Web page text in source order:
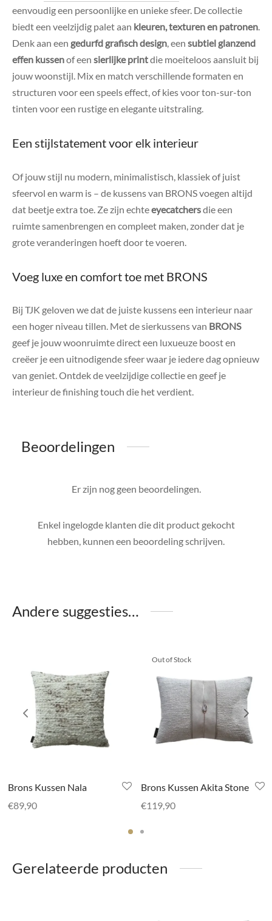
eenvoudig een persoonlijke en unieke sfeer. De collectie
biedt een veelzijdig palet aan kleuren, texturen en patronen.
Denk aan een gedurfd grafisch design, een subtiel glanzend
effen kussenof een sierlijke printdie moeiteloos aansluit bij
jouw woonstijl. Mix en match verschillende formaten en
structuren voor een speels effect, of kies voor ton-sur-ton
tinten voor een rustige en elegante uitstraling.
Een stijlstatement voor elk interieur
Of jouw stijl nu modern, minimalistisch, klassiek of juist
sfeervol en warm is – de kussens van BRONS voegen altijd
dat beetje extra toe. Ze zijn echteeyecatchersdie een
ruimte samenbrengen en compleet maken, zonder dat je
grote veranderingen hoeft door te voeren.
Voeg luxe en comfort toe met BRONS
Bij TJK geloven we dat de juiste kussens een interieur naar
een hoger niveau tillen. Met de sierkussens van BRONS
geef je jouw woonruimte direct een luxueuze boost en
creëer je een uitnodigende sfeer waar je iedere dag opnieuw
van geniet. Ontdek de veelzijdige collectie en geef je
interieur de finishing touch die het verdient.
Beoordelingen
Er zijn nog geen beoordelingen.
Enkel ingelogde klanten die dit product gekocht
hebben, kunnen een beoordeling schrijven.
Andere suggesties…
Brons Kussen Nala
€89,90
Out of Stock
Brons Kussen Akita Stone
€119,90
Gerelateerde producten